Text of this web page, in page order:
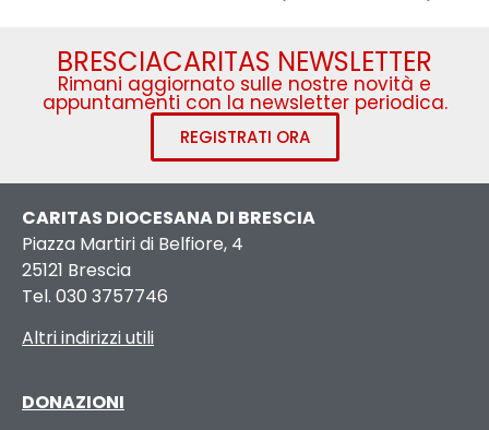
BRESCIACARITAS NEWSLETTER
Rimani aggiornato sulle nostre novità e
appuntamenti con la newsletter periodica.
REGISTRATI ORA
CARITAS DIOCESANA DI BRESCIA
Piazza Martiri di Belfiore, 4
25121 Brescia
Tel. 030 3757746
Altri indirizzi utili
DONAZIONI